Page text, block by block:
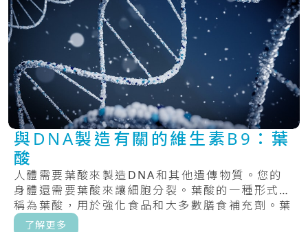
與DNA製造有關的維生素B9：葉
酸
人體需要葉酸來製造DNA和其他遺傳物質。您的
身體還需要葉酸來讓細胞分裂。葉酸的一種形式，
稱為葉酸，用於強化食品和大多數膳食補充劑。葉
酸，.....
了解更多